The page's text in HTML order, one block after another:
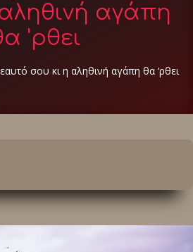
αγάπη
'ρθει
σου κι η αληθινή αγάπη θα ‘ρθει